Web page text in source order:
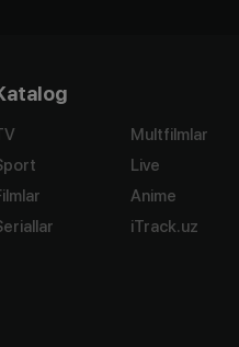
Multfilmlar
Live
Anime
iTrack.uz